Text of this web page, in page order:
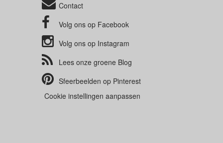
Contact
Volg ons op Facebook
Volg ons op Instagram
Lees onze groene Blog
Sfeerbeelden op Pinterest
Cookie instellingen aanpassen